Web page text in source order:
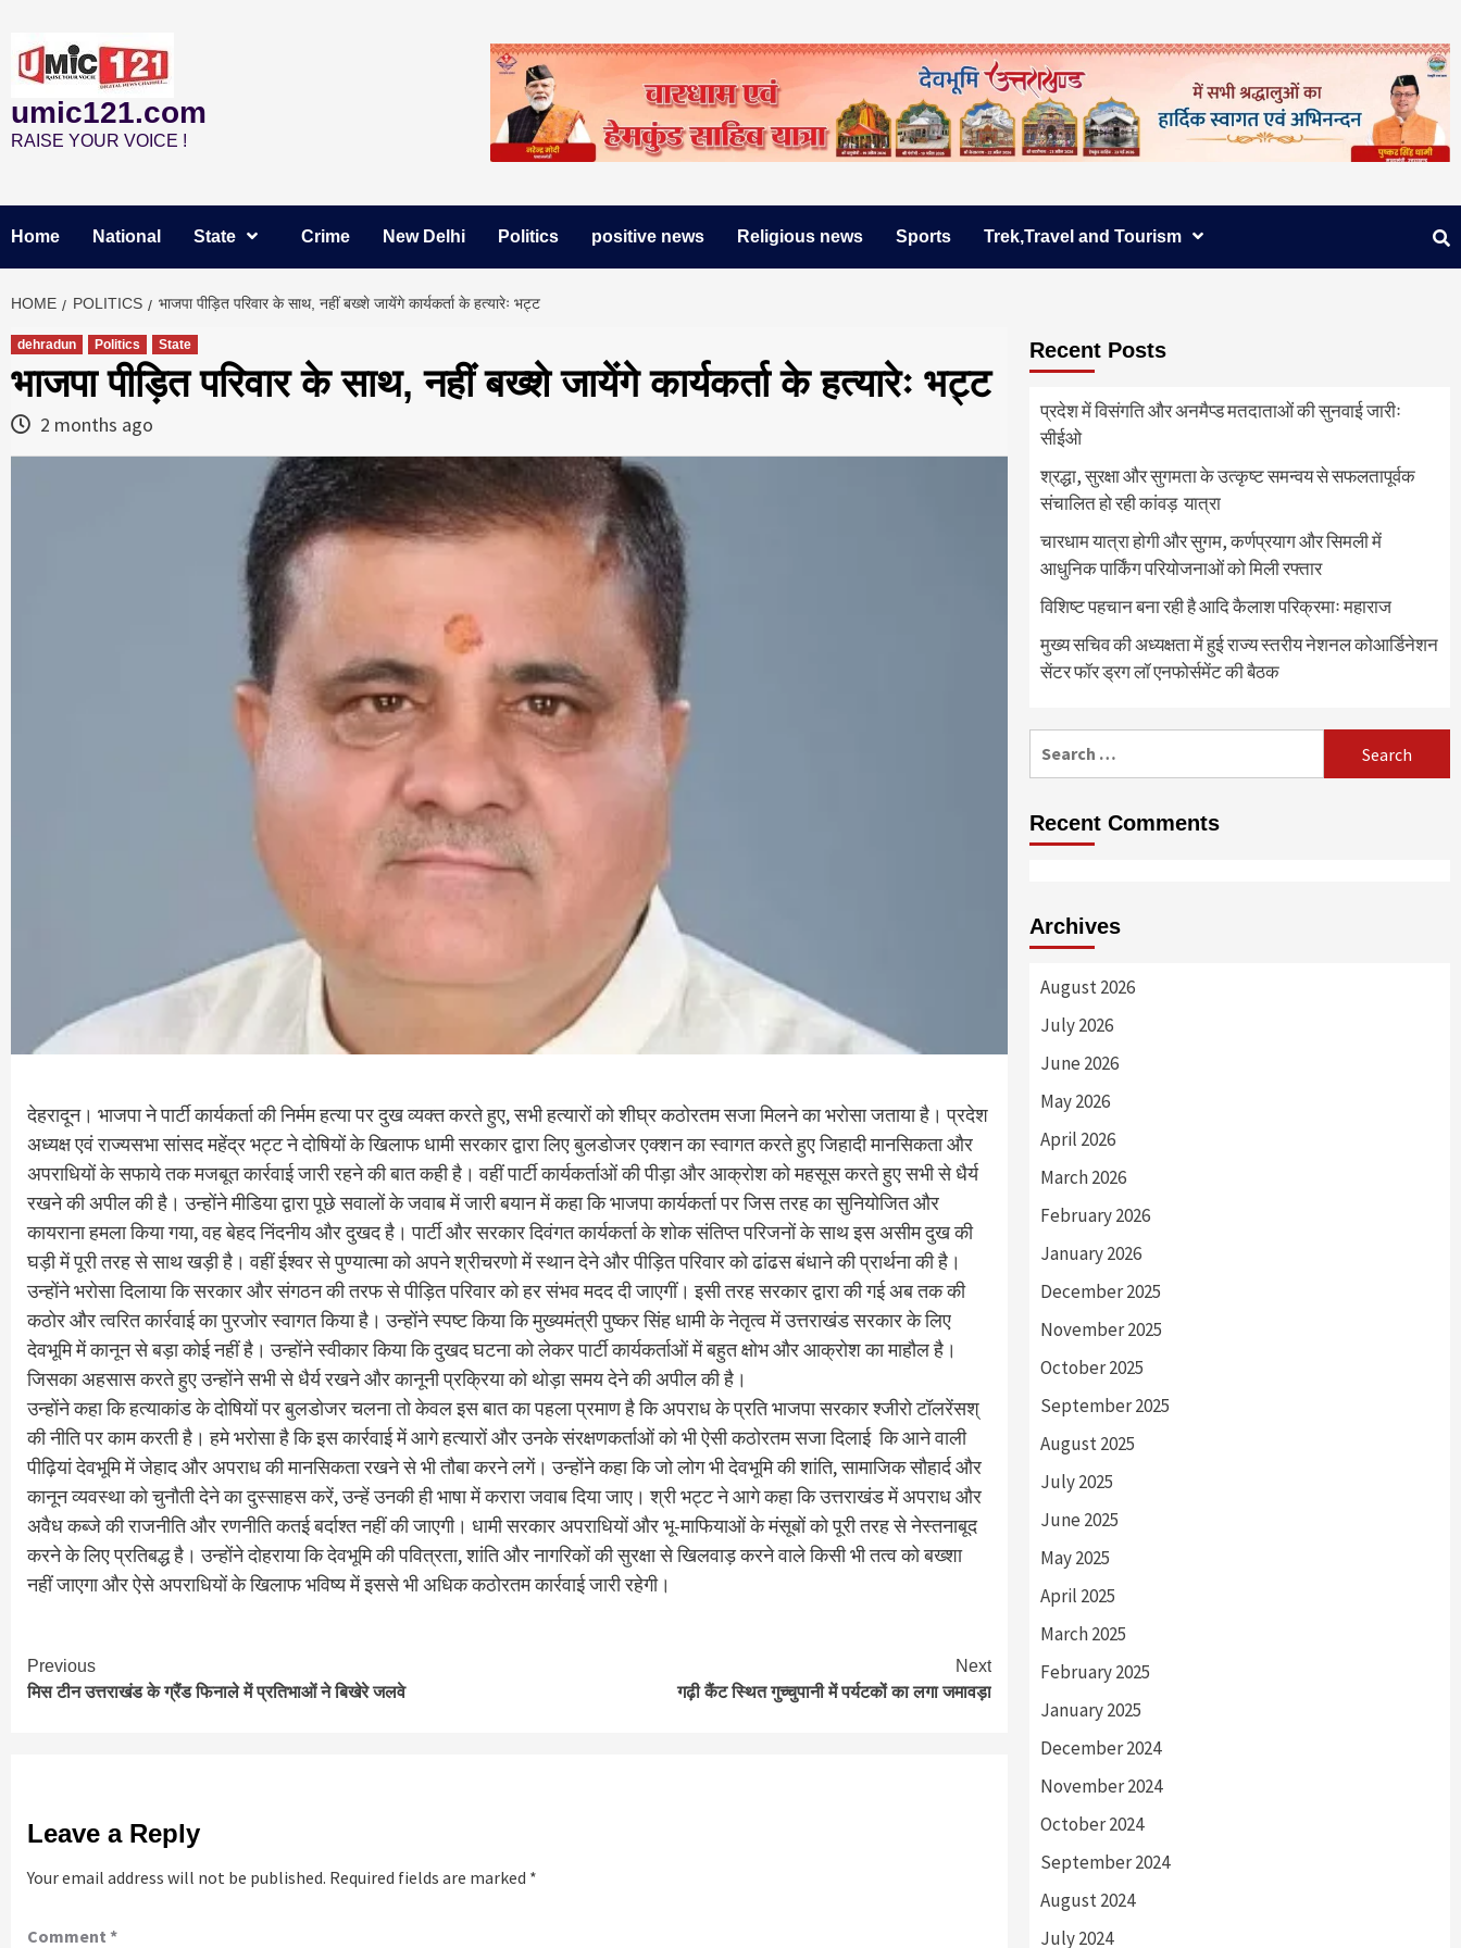
content
umic121.com
RAISE YOUR VOICE !
Home National State Crime New Delhi Politics positive news Religious news Sports Trek,Travel and Tourism
HOME POLITICS भाजपा पीड़ित परिवार के साथ, नहीं बख्शे जायेंगे कार्यकर्ता के हत्यारेः भट्ट
dehradun Politics State
भाजपा पीड़ित परिवार के साथ, नहीं बख्शे जायेंगे कार्यकर्ता के हत्यारेः भट्ट
2 months ago
देहरादून। भाजपा ने पार्टी कार्यकर्ता की निर्मम हत्या पर दुख व्यक्त करते हुए, सभी हत्यारों को शीघ्र कठोरतम सजा मिलने का भरोसा जताया है। प्रदेश
अध्यक्ष एवं राज्यसभा सांसद महेंद्र भट्ट ने दोषियों के खिलाफ धामी सरकार द्वारा लिए बुलडोजर एक्शन का स्वागत करते हुए जिहादी मानसिकता और
अपराधियों के सफाये तक मजबूत कार्रवाई जारी रहने की बात कही है। वहीं पार्टी कार्यकर्ताओं की पीड़ा और आक्रोश को महसूस करते हुए सभी से धैर्य
रखने की अपील की है। उन्होंने मीडिया द्वारा पूछे सवालों के जवाब में जारी बयान में कहा कि भाजपा कार्यकर्ता पर जिस तरह का सुनियोजित और
कायराना हमला किया गया, वह बेहद निंदनीय और दुखद है। पार्टी और सरकार दिवंगत कार्यकर्ता के शोक संतिप्त परिजनों के साथ इस असीम दुख की
घड़ी में पूरी तरह से साथ खड़ी है। वहीं ईश्वर से पुण्यात्मा को अपने श्रीचरणो में स्थान देने और पीड़ित परिवार को ढांढस बंधाने की प्रार्थना की है।
उन्होंने भरोसा दिलाया कि सरकार और संगठन की तरफ से पीड़ित परिवार को हर संभव मदद दी जाएगीं। इसी तरह सरकार द्वारा की गई अब तक की
कठोर और त्वरित कार्रवाई का पुरजोर स्वागत किया है। उन्होंने स्पष्ट किया कि मुख्यमंत्री पुष्कर सिंह धामी के नेतृत्व में उत्तराखंड सरकार के लिए
देवभूमि में कानून से बड़ा कोई नहीं है। उन्होंने स्वीकार किया कि दुखद घटना को लेकर पार्टी कार्यकर्ताओं में बहुत क्षोभ और आक्रोश का माहौल है।
जिसका अहसास करते हुए उन्होंने सभी से धैर्य रखने और कानूनी प्रक्रिया को थोड़ा समय देने की अपील की है।
उन्होंने कहा कि हत्याकांड के दोषियों पर बुलडोजर चलना तो केवल इस बात का पहला प्रमाण है कि अपराध के प्रति भाजपा सरकार श्जीरो टॉलरेंसश्
की नीति पर काम करती है। हमे भरोसा है कि इस कार्रवाई में आगे हत्यारों और उनके संरक्षणकर्ताओं को भी ऐसी कठोरतम सजा दिलाई कि आने वाली
पीढ़ियां देवभूमि में जेहाद और अपराध की मानसिकता रखने से भी तौबा करने लगें। उन्होंने कहा कि जो लोग भी देवभूमि की शांति, सामाजिक सौहार्द और
कानून व्यवस्था को चुनौती देने का दुस्साहस करें, उन्हें उनकी ही भाषा में करारा जवाब दिया जाए। श्री भट्ट ने आगे कहा कि उत्तराखंड में अपराध और
अवैध कब्जे की राजनीति और रणनीति कतई बर्दाश्त नहीं की जाएगी। धामी सरकार अपराधियों और भू-माफियाओं के मंसूबों को पूरी तरह से नेस्तनाबूद
करने के लिए प्रतिबद्ध है। उन्होंने दोहराया कि देवभूमि की पवित्रता, शांति और नागरिकों की सुरक्षा से खिलवाड़ करने वाले किसी भी तत्व को बख्शा
नहीं जाएगा और ऐसे अपराधियों के खिलाफ भविष्य में इससे भी अधिक कठोरतम कार्रवाई जारी रहेगी।
Continue
Reading
Previous
मिस टीन उत्तराखंड के ग्रैंड फिनाले में प्रतिभाओं ने बिखेरे जलवे
Next
गढ़ी कैंट स्थित गुच्चुपानी में पर्यटकों का लगा जमावड़ा
Leave a Reply
Your email address will not be published. Required fields are marked *
Comment *
Recent Posts
प्रदेश में विसंगति और अनमैप्ड मतदाताओं की सुनवाई जारीः
सीईओ
श्रद्धा, सुरक्षा और सुगमता के उत्कृष्ट समन्वय से सफलतापूर्वक
संचालित हो रही कांवड़ यात्रा
चारधाम यात्रा होगी और सुगम, कर्णप्रयाग और सिमली में
आधुनिक पार्किंग परियोजनाओं को मिली रफ्तार
विशिष्ट पहचान बना रही है आदि कैलाश परिक्रमाः महाराज
मुख्य सचिव की अध्यक्षता में हुई राज्य स्तरीय नेशनल कोआर्डिनेशन
सेंटर फॉर ड्रग लॉ एनफोर्समेंट की बैठक
Recent Comments
Archives
August 2026
July 2026
June 2026
May 2026
April 2026
March 2026
February 2026
January 2026
December 2025
November 2025
October 2025
September 2025
August 2025
July 2025
June 2025
May 2025
April 2025
March 2025
February 2025
January 2025
December 2024
November 2024
October 2024
September 2024
August 2024
July 2024